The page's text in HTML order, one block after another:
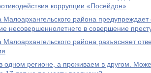
коррупции «Посейдон»
Малоархангельского района предупреждает
несовершеннолетнего в совершение
Малоархангельского района разъясняет
одном регионе, а проживаем в другом.